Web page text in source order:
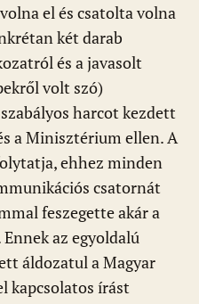
el és csatolta volna
két darab
és a javasolt
volt szó)
harcot kezdett
a Minisztérium ellen. A
ehhez minden
csatornát
feszegette akár a
az egyoldalú
áldozatul a Magyar
kapcsolatos írást